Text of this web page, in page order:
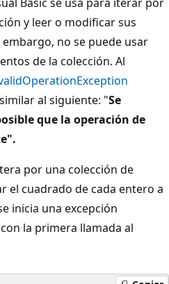
y leer o modificar sus
no se puede usar
de la colección. Al
al siguiente: "Se
que la operación de
por una colección de
el cuadrado de cada entero a
inicia una excepción
con la primera llamada al